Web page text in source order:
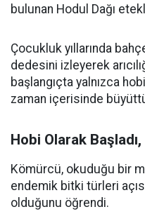
bulunan Hodul Dağı
Çocukluk yıllarında
dedesini izleyerek
başlangıçta yalnızca
zaman içerisinde
Hobi Olarak
Kömürcü, okuduğu bir
endemik bitki türleri
olduğunu öğrendi.